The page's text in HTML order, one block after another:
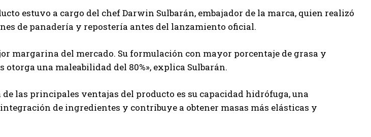
estuvo a cargo del chef Darwin Sulbarán, embajador de la marca, quien realizó
de panadería y repostería antes del lanzamiento oficial.
margarina del mercado. Su formulación con mayor porcentaje de grasa y
una maleabilidad del 80%», explica Sulbarán.
las principales ventajas del producto es su capacidad hidrófuga, una
de ingredientes y contribuye a obtener masas más elásticas y